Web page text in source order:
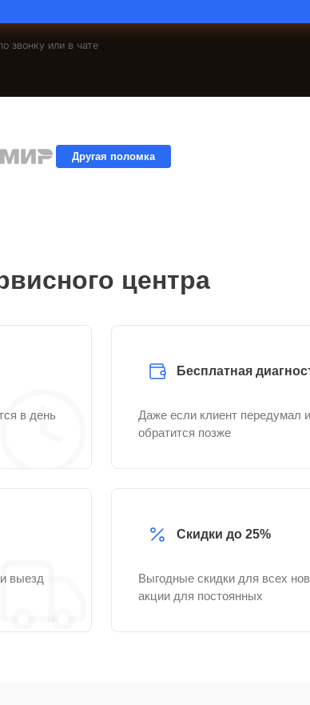
звонку или в чате
Другая поломка
центра
в день
Бесплатная
Даже если клиент передумал
обратится позже
выезд
Скидки до 25%
Выгодные скидки для всех
акции для постоянных